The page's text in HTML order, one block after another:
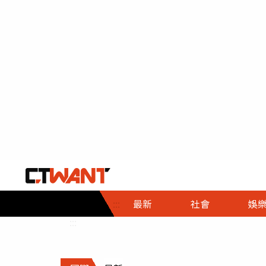
::: 最新 社會
社會首頁
時事
調查
娛樂
娛樂首頁
即時
財經首頁
熱線
政